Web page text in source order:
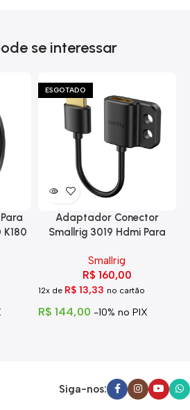
se interessar
K180
ESGOTADO
Adaptador Conector
Smallrig 3019 Hdmi Para
Smallrig
R$ 160,00
12x de R$13,33 no cartão
R$ 144,00 -10% no PIX
Siga-nos: